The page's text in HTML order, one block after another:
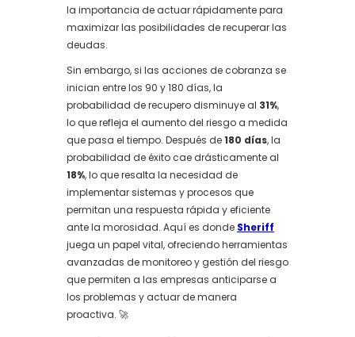
la importancia de actuar rápidamente para
maximizar las posibilidades de recuperar las
deudas.
Sin embargo, si las acciones de cobranza se
inician entre los 90 y 180 días, la
probabilidad de recupero disminuye al 31%,
lo que refleja el aumento del riesgo a medida
que pasa el tiempo. Después de180 días, la
probabilidad de éxito cae drásticamente al
18%, lo que resalta la necesidad de
implementar sistemas y procesos que
permitan una respuesta rápida y eficiente
ante la morosidad. Aquí es donde Sheriff
juega un papel vital, ofreciendo herramientas
avanzadas de monitoreo y gestión del riesgo
que permiten a las empresas anticiparse a
los problemas y actuar de manera
proactiva. 🚀